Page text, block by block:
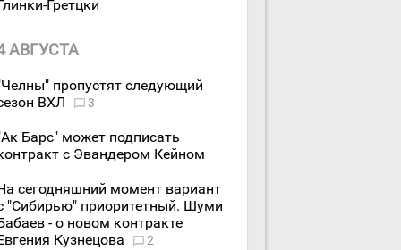
Гретцки
АВГУСТА
пропустят следующий
ВХЛ
3
Барс" может подписать
с Эвандером Кейном
сегодняшний момент вариант
"Сибирью" приоритетный. Шуми
- о новом контракте
Кузнецова
2